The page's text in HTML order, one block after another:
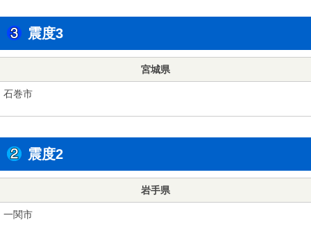
震度3
宮城県
石巻市
震度2
岩手県
一関市